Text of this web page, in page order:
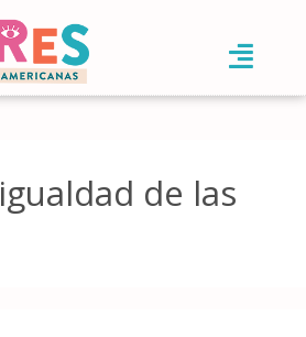
igualdad de las